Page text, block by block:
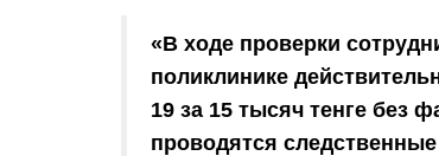
«В ходе проверки
поликлинике
19 за 15 тысяч тенге без
проводятся